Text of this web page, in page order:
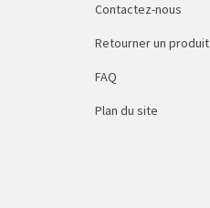
Contactez-nous
Retourner un produit
FAQ
Plan du site